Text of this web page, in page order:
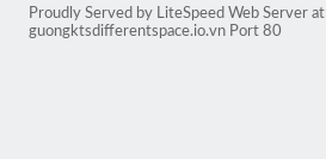
Proudly Served by LiteSpeed Web Server at
guongktsdifferentspace.io.vn Port 80